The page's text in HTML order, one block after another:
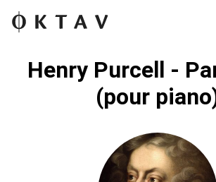
Henry Purcell -
(pour